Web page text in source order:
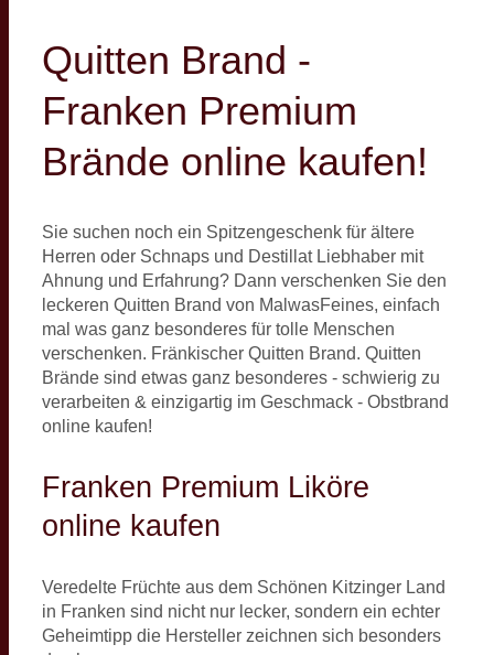
Quitten Brand -
Franken Premium
Brände online kaufen!
Sie suchen noch ein Spitzengeschenk für ältere
Herren oder Schnaps und Destillat Liebhaber mit
Ahnung und Erfahrung? Dann verschenken Sie den
leckeren Quitten Brand von MalwasFeines, einfach
mal was ganz besonderes für tolle Menschen
verschenken. Fränkischer Quitten Brand. Quitten
Brände sind etwas ganz besonderes - schwierig zu
verarbeiten & einzigartig im Geschmack - Obstbrand
online kaufen!
Franken Premium Liköre
online kaufen
Veredelte Früchte aus dem Schönen Kitzinger Land
in Franken sind nicht nur lecker, sondern ein echter
Geheimtipp die Hersteller zeichnen sich besonders